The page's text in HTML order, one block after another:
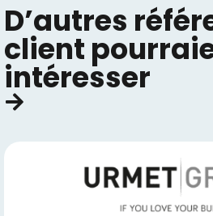
D’autres
client
intéresser​